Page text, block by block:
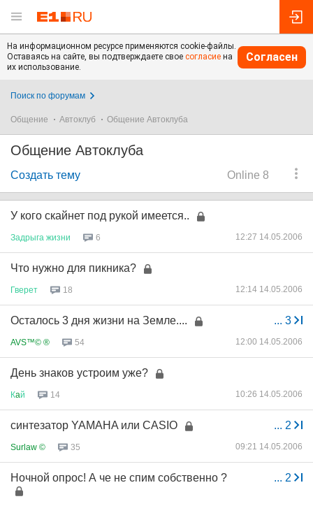
На информационном ресурсе применяются cookie-файлы.
Оставаясь на сайте, вы подтверждаете свое согласие на
их использование.
Согласен
Поиск по форумам
Общение Автоклуб Общение Автоклуба
Общение Автоклуба
Online 8
Создать тему
У кого скайнет под рукой имеется..
Задрыга жизни 6 12:27 14.05.2006
Что нужно для пикника?
Гверет 18 12:14 14.05.2006
... 3
Осталось 3 дня жизни на Земле....
AVS™© ® 54 12:00 14.05.2006
День знаков устроим уже?
Кaй 14 10:26 14.05.2006
... 2
синтезатор YAMAHA или CASIO
Surlaw © 35 09:21 14.05.2006
... 2
Ночной опрос! А че не спим собственно ?